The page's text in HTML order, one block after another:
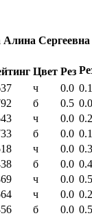
Сергеевна
Цвет Рез
ч 0.0
б 0.5
ч 0.0
б 0.0
ч 0.0
б 0.0
ч 0.0
ч 0.0
б 0.0